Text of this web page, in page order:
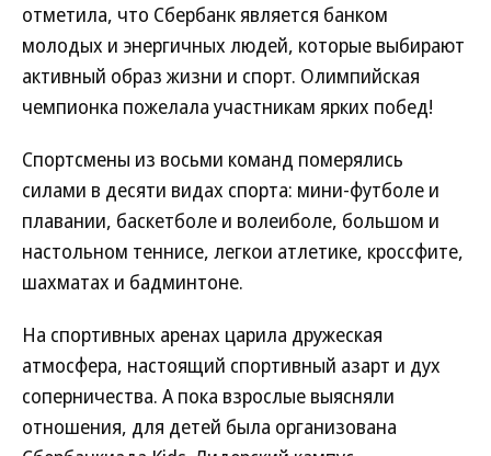
отметила, что Сбербанк является банком
молодых и энергичных людей, которые выбирают
активный образ жизни и спорт. Олимпийская
чемпионка пожелала участникам ярких побед!
Спортсмены из восьми команд померялись
силами в десяти видах спорта: мини-футболе и
плавании, баскетболе и волеиболе, большом и
настольном теннисе, легкои атлетике, кроссфите,
шахматах и бадминтоне.
На спортивных аренах царила дружеская
атмосфера, настоящий спортивный азарт и дух
соперничества. А пока взрослые выясняли
отношения, для детей была организована